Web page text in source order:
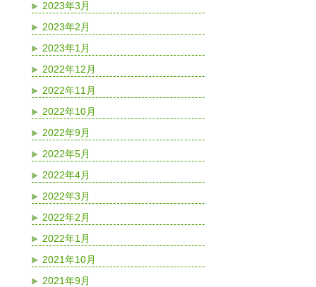
2023年3月
2023年2月
2023年1月
2022年12月
2022年11月
2022年10月
2022年9月
2022年5月
2022年4月
2022年3月
2022年2月
2022年1月
2021年10月
2021年9月